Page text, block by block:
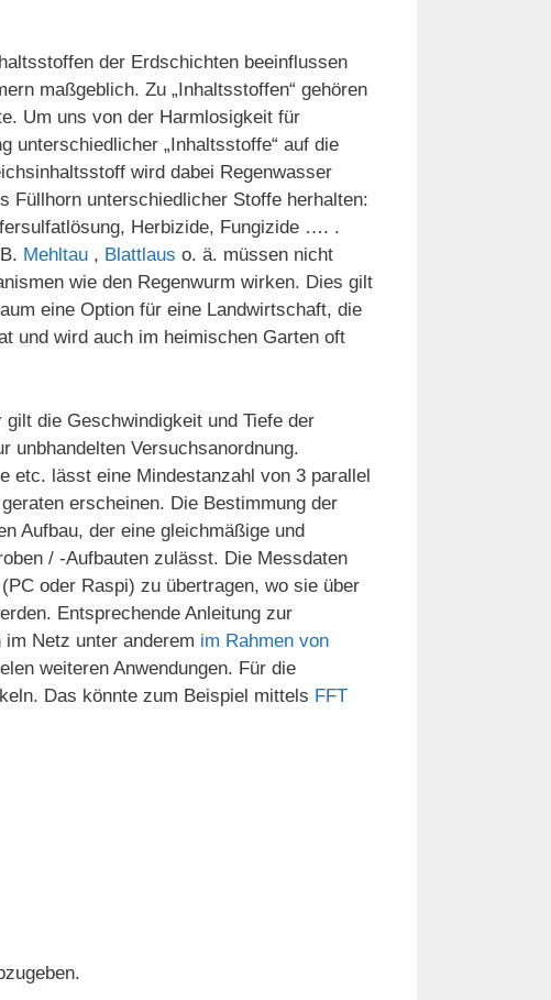
der Erdschichten beeinflussen
maßgeblich. Zu „Inhaltsstoffen“ gehören
Um uns von der Harmlosigkeit für
unterschiedlicher „Inhaltsstoffe“ auf die
wird dabei Regenwasser
Füllhorn unterschiedlicher Stoffe herhalten:
Herbizide, Fungizide …. .
Mehltau , Blattlaus o. ä. müssen nicht
wie den Regenwurm wirken. Dies gilt
eine Option für eine Landwirtschaft, die
und wird auch im heimischen Garten oft
die Geschwindigkeit und Tiefe der
unbhandelten Versuchsanordnung.
etc. lässt eine Mindestanzahl von 3 parallel
erscheinen. Die Bestimmung der
Aufbau, der eine gleichmäßige und
/ -Aufbauten zulässt. Die Messdaten
oder Raspi) zu übertragen, wo sie über
Entsprechende Anleitung zur
Netz unter anderem im Rahmen von
weiteren Anwendungen. Für die
Das könnte zum Beispiel mittels FFT